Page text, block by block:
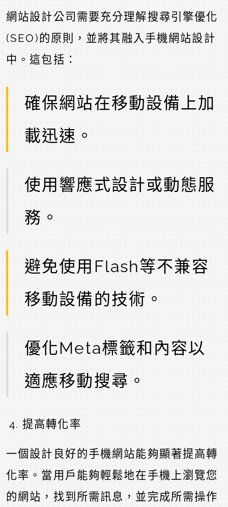
網站設計公司需要充分理解搜尋引擎優化
(SEO)的原則，並將其融入手機網站設計
中。這包括：
確保網站在移動設備上加
載迅速。
使用響應式設計或動態服
務。
避免使用Flash等不兼容
移動設備的技術。
優化Meta標籤和內容以
適應移動搜尋。
提高轉化率
一個設計良好的手機網站能夠顯著提高轉
化率。當用戶能夠輕鬆地在手機上瀏覽您
的網站，找到所需訊息，並完成所需操作